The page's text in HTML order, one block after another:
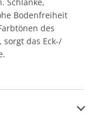
Bodenfreiheit
des
das Eck-/